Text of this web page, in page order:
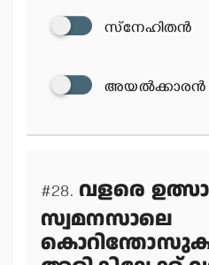
സ്‌നേഹിതന്‍
അയല്‍ക്കാരന്‍
#28. വളരെ
സ്വമനസാലെ